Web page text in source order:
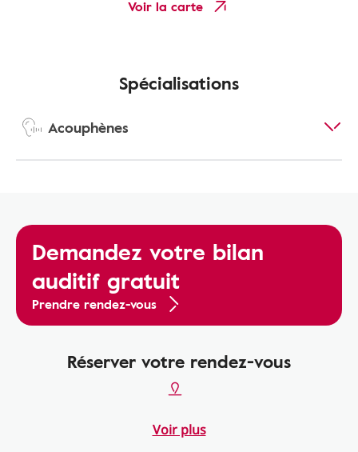
Voir la carte
Spécialisations
Acouphènes
Demandez votre bilan
auditif gratuit
Prendre rendez-vous
Réserver votre rendez-vous
Voir plus